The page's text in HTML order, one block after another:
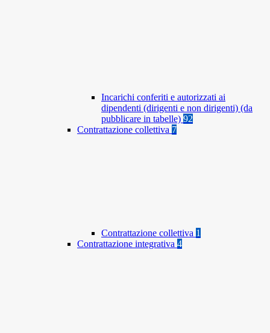
Incarichi conferiti e autorizzati ai
dipendenti (dirigenti e non dirigenti) (da
pubblicare in tabelle) 92
Contrattazione collettiva 7
Contrattazione collettiva 1
Contrattazione integrativa 4